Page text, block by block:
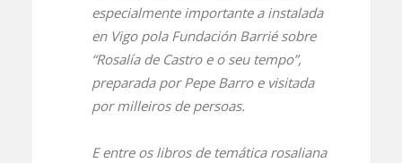
especialmente importante a instalada
en Vigo pola Fundación Barrié sobre
“Rosalía de Castro e o seu tempo”,
preparada por Pepe Barro e visitada
por milleiros de persoas.
E entre os libros de temática rosaliana